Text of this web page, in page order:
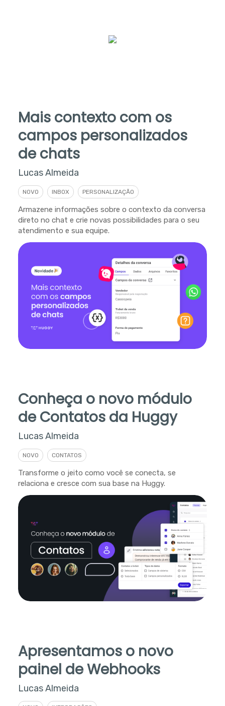
Mais contexto com os
campos personalizados
de chats
Lucas Almeida
NOVO INBOX PERSONALIZAÇÃO
Armazene informações sobre o contexto da conversa
direto no chat e crie novas possibilidades para o seu
atendimento e sua equipe.
Conheça o novo módulo
de Contatos da Huggy
Lucas Almeida
NOVO CONTATOS
Transforme o jeito como você se conecta, se
relaciona e cresce com sua base na Huggy.
Apresentamos o novo
painel de Webhooks
Lucas Almeida